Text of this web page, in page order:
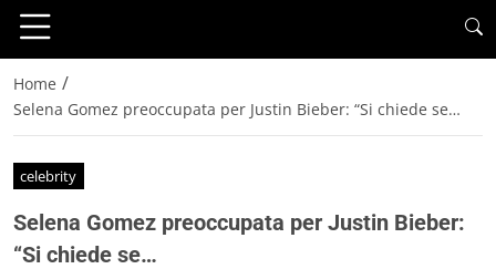
Home /
Selena Gomez preoccupata per Justin Bieber: “Si chiede se…
celebrity
Selena Gomez preoccupata per Justin Bieber:
“Si chiede se…